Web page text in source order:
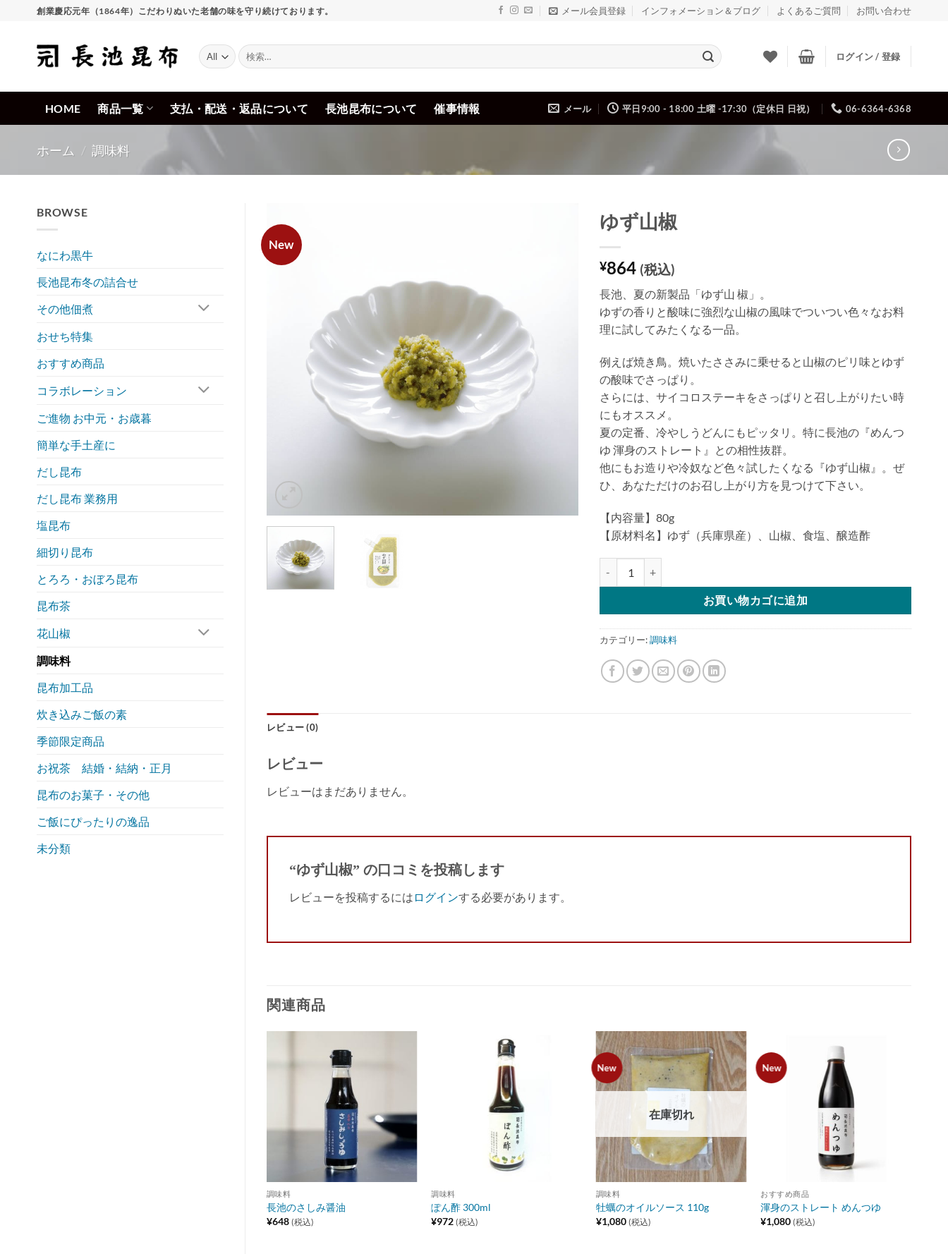
content
創業慶応元年（1864年）こだわりぬいた老舗の味を守り続けております。 メール会員登録 インフォメーション＆ブログ よくあるご質問 お問い合わせ
検
索
象:
ログイン / 登録
HOME 商品一覧 支払・配送・返品について 長池昆布について 催事情報 メール 平日9:00 - 18:00 土曜 -17:30（定休日 日祝） 06-6364-6368
ホーム / 調味料
BROWSE
なにわ黒牛
長池昆布冬の詰合せ
その他佃煮
おせち特集
おすすめ商品
コラボレーション
ご進物 お中元・お歳暮
簡単な手土産に
だし昆布
だし昆布 業務用
塩昆布
細切り昆布
とろろ・おぼろ昆布
昆布茶
花山椒
調味料
昆布加工品
炊き込みご飯の素
季節限定商品
お祝茶 結婚・結納・正月
昆布のお菓子・その他
ご飯にぴったりの逸品
未分類
New
ゆず山椒
¥864 (税込)
長池、夏の新製品「ゆず山 椒」。
ゆずの香りと酸味に強烈な山椒の風味でついつい色々なお料
理に試してみたくなる一品。
例えば焼き鳥。焼いたささみに乗せると山椒のピリ味とゆず
の酸味でさっぱり。
さらには、サイコロステーキをさっぱりと召し上がりたい時
にもオススメ。
夏の定番、冷やしうどんにもピッタリ。特に長池の『めんつ
ゆ 渾身のストレート』との相性抜群。
他にもお造りや冷奴など色々試したくなる『ゆず山椒』。ぜ
ひ、あなただけのお召し上がり方を見つけて下さい。
【内容量】80g
【原材料名】ゆず（兵庫県産）、山椒、食塩、醸造酢
お買い物カゴに追加
カテゴリー:調味料
レビュー (0)
レビュー
レビューはまだありません。
“ゆず山椒” の口コミを投稿します
レビューを投稿するには ログインする必要があります。
関連商品
調味料
長池のさしみ醤油
¥648 (税込)
調味料
ぽん酢 300ml
¥972 (税込)
New
Add to
wishlist
在庫切れ
調味料
牡蠣のオイルソース 110g
¥1,080 (税込)
New
おすすめ商品
渾身のストレート めんつゆ
¥1,080 (税込)